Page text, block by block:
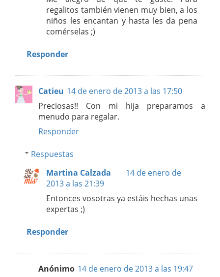
regalitos también vienen muy bien, a los
niños les encantan y hasta les da pena
comérselas ;)
Responder
Catieu 14 de enero de 2013 a las 17:50
Preciosas!! Con mi hija preparamos a
menudo para regalar.
Responder
Respuestas
Martina Calzada
14 de enero de
2013 a las 21:39
Entonces vosotras ya estáis hechas unas
expertas ;)
Responder
Anónimo 14 de enero de 2013 a las 19:47